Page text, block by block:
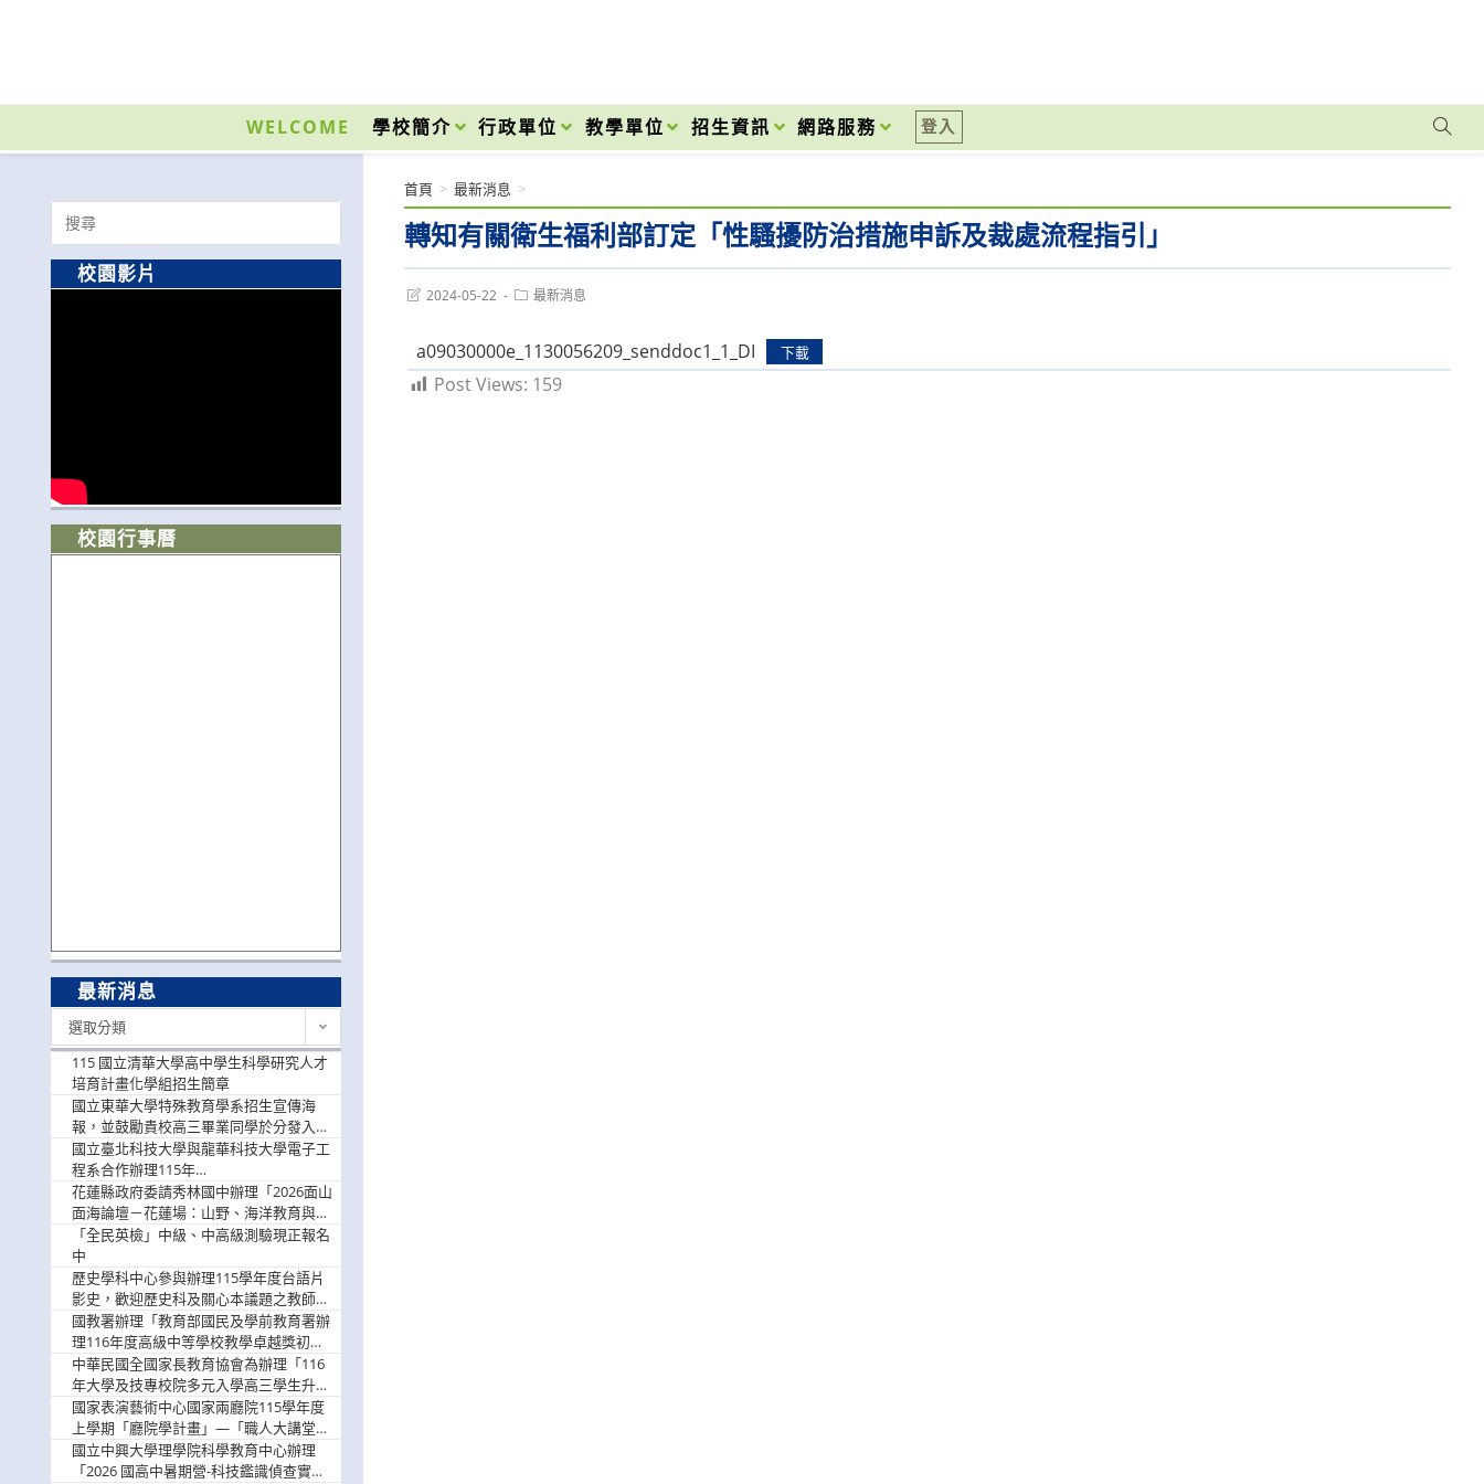
內
WELCOME 學校簡介 行政單位 教學單位 招生資訊 網路服務 登入
轉知有關衛生福利部訂定「性騷擾防治措施申訴及裁處流程指引」
首頁 > 最新消息 >
Post2024-05-22
Post最新消息
a09030000e_1130056209_senddoc1_1_DI 下載
Post Views: 159
Search
for:
校園影片
校園行事曆
最新消息
選取分類
115 國立清華大學高中學生科學研究人才
培育計畫化學組招生簡章
國立東華大學特殊教育學系招生宣傳海
報，並鼓勵貴校高三畢業同學於分發入學
階段踴躍選填。
國立臺北科技大學與龍華科技大學電子工
程系合作辦理115年
「115.08.10~08.12「AI賦能應用於智慧半
導體研習營」，歡迎學生踴躍報名參加
花蓮縣政府委請秀林國中辦理「2026面山
面海論壇－花蓮場：山野、海洋教育與戶
外安全實務課程」，歡迎踴躍報名參加
「全民英檢」中級、中高級測驗現正報名
中
歷史學科中心參與辦理115學年度台語片
影史，歡迎歷史科及關心本議題之教師踴
躍報名參加
國教署辦理「教育部國民及學前教育署辦
理116年度高級中等學校教學卓越獎初選
實施計畫」，鼓勵教師踴躍報名
中華民國全國家長教育協會為辦理「116
年大學及技專校院多元入學高三學生升學
輔導家長說明會」
國家表演藝術中心國家兩廳院115學年度
上學期「廳院學計畫」—「職人大講堂」
及「一日體驗課程」，鼓勵踴躍報名參
與。
國立中興大學理學院科學教育中心辦理
「2026 國高中暑期營-科技鑑識偵查實戰